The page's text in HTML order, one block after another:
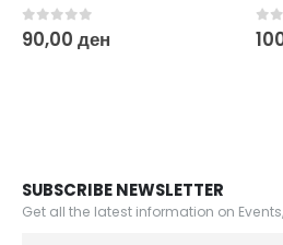
0 out of 5
90,00 ден 0
SUBSCRIBE NEWSLETTER
Get all the latest information on